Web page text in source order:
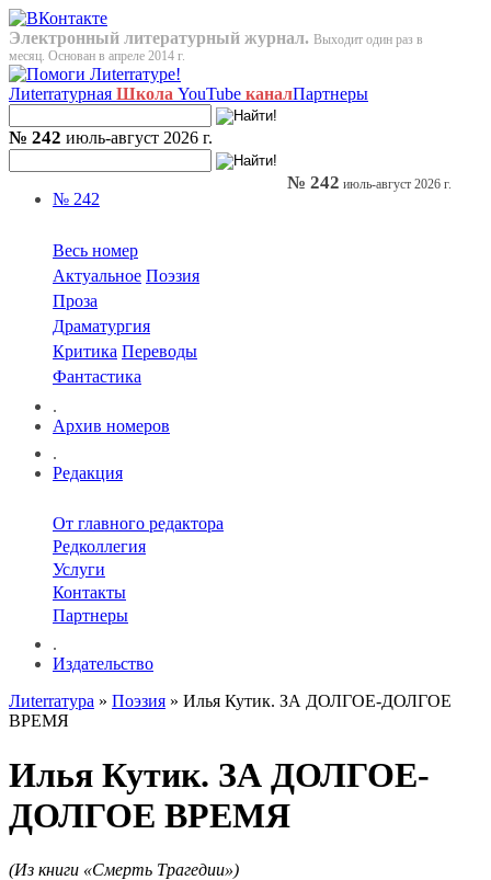
Электронный литературный журнал. Выходит один раз в
месяц. Основан в апреле 2014 г.
Лиterraтурная Школа YouTube каналПартнеры
№ 242 июль-август 2026 г.
№ 242
Весь номер
Актуальное Поэзия
Проза
Драматургия
Критика Переводы
Фантастика
.
Архив номеров
.
Редакция
От главного редактора
Редколлегия
Услуги
Контакты
Партнеры
.
Издательство
№ 242 июль-август 2026 г.
Лиterraтура » Поэзия » Илья Кутик. ЗА ДОЛГОЕ-ДОЛГОЕ
ВРЕМЯ
Илья Кутик. ЗА ДОЛГОЕ-
ДОЛГОЕ ВРЕМЯ
(Из книги «Смерть Трагедии»)